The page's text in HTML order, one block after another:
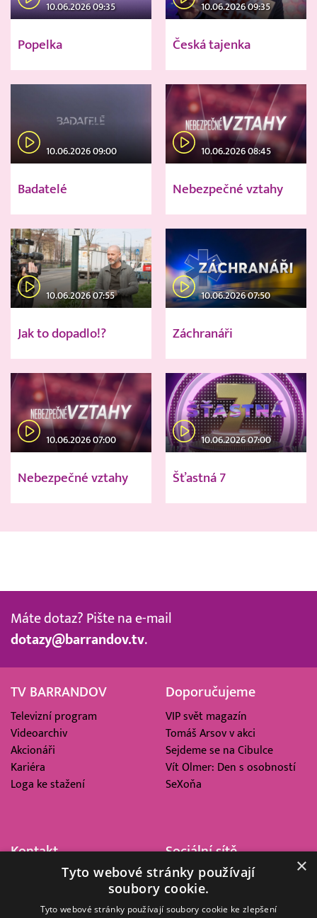
10.06.2026 09:35
Popelka
10.06.2026 09:35
Česká tajenka
10.06.2026 09:00
Badatelé
10.06.2026 08:45
Nebezpečné vztahy
10.06.2026 07:55
Jak to dopadlo!?
10.06.2026 07:50
Záchranáři
10.06.2026 07:00
Nebezpečné vztahy
10.06.2026 07:00
Šťastná 7
Máte dotaz? Pište na e-mail
dotazy@barrandov.tv.
TV BARRANDOV
Televizní program
Videoarchiv
Akcionáři
Kariéra
Loga ke stažení
Doporučujeme
VIP svět magazín
Tomáš Arsov v akci
Sejdeme se na Cibulce
Vít Olmer: Den s osobností
SeXoňa
Kontakt
Barrandov Televizní Studio,
Kříženeckého nám. 322
Sociální sítě
×
Tyto webové stránky používají
soubory cookie.
Tyto webové stránky používají soubory cookie ke zlepšení